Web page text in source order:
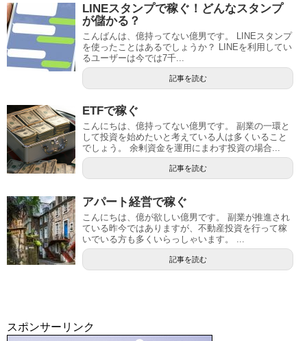
LINEスタンプで稼ぐ！どんなスタンプ
が儲かる？
こんばんは、億持ってない億男です。 LINEスタンプ
を使ったことはあるでしょうか？ LINEを利用してい
るユーザーは今では7千...
記事を読む
ETFで稼ぐ
こんにちは、億持ってない億男です。 副業の一環と
して投資を始めたいと考えている人は多くいること
でしょう。 余剰資金を運用にまわす投資の場合...
記事を読む
アパート経営で稼ぐ
こんにちは、億が欲しい億男です。 副業が推進され
ている昨今ではありますが、不動産投資を行って稼
いでいる方も多くいらっしゃいます。 ...
記事を読む
スポンサーリンク